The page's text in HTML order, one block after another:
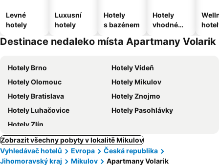
Levné
hotely
Luxusní
hotely
Hotely
s bazénem
Hotely
vhodné
domácí
Destinace nedaleko místa Apartmany Volarik
Hotely Brno
Hotely Vídeň
Hotely Olomouc
Hotely Mikulov
Hotely Bratislava
Hotely Znojmo
Hotely Luhačovice
Hotely Pasohlávky
Hotely Zlín
Zobrazit všechny pobyty v lokalitě Mikulov
Vyhledávač hotelů
Evropa
Česká republika
Jihomoravský kraj
Mikulov Apartmany Volarik